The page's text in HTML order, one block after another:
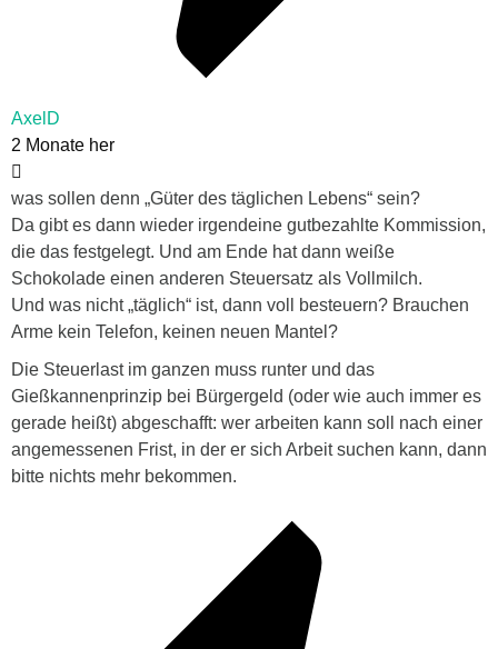
AxelD
2 Monate her
was sollen denn „Güter des täglichen Lebens“ sein?
Da gibt es dann wieder irgendeine gutbezahlte Kommission,
die das festgelegt. Und am Ende hat dann weiße
Schokolade einen anderen Steuersatz als Vollmilch.
Und was nicht „täglich“ ist, dann voll besteuern? Brauchen
Arme kein Telefon, keinen neuen Mantel?
Die Steuerlast im ganzen muss runter und das
Gießkannenprinzip bei Bürgergeld (oder wie auch immer es
gerade heißt) abgeschafft: wer arbeiten kann soll nach einer
angemessenen Frist, in der er sich Arbeit suchen kann, dann
bitte nichts mehr bekommen.